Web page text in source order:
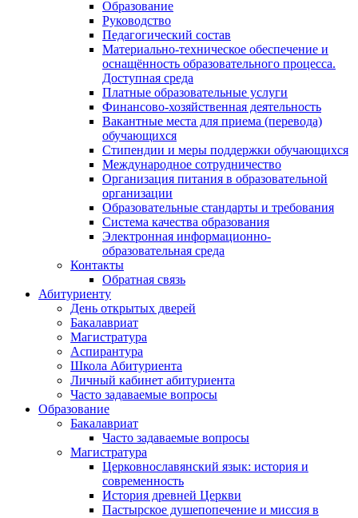
Образование
Руководство
Педагогический состав
Материально-техническое обеспечение и
оснащённость образовательного процесса.
Доступная среда
Платные образовательные услуги
Финансово-хозяйственная деятельность
Вакантные места для приема (перевода)
обучающихся
Стипендии и меры поддержки обучающихся
Международное сотрудничество
Организация питания в образовательной
организации
Образовательные стандарты и требования
Система качества образования
Электронная информационно-
образовательная среда
Контакты
Обратная связь
Абитуриенту
День открытых дверей
Бакалавриат
Магистратура
Аспирантура
Школа Абитуриента
Личный кабинет абитуриента
Часто задаваемые вопросы
Образование
Бакалавриат
Часто задаваемые вопросы
Магистратура
Церковнославянский язык: история и
современность
История древней Церкви
Пастырское душепопечение и миссия в